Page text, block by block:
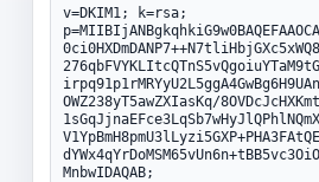
v=DKIM1; k=rsa;
OWZ238yT5awZXIasKq/
MnbwIDAQAB;